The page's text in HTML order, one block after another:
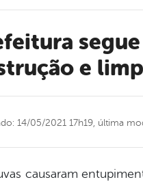
e
14/05/2021 17h19, última
causaram